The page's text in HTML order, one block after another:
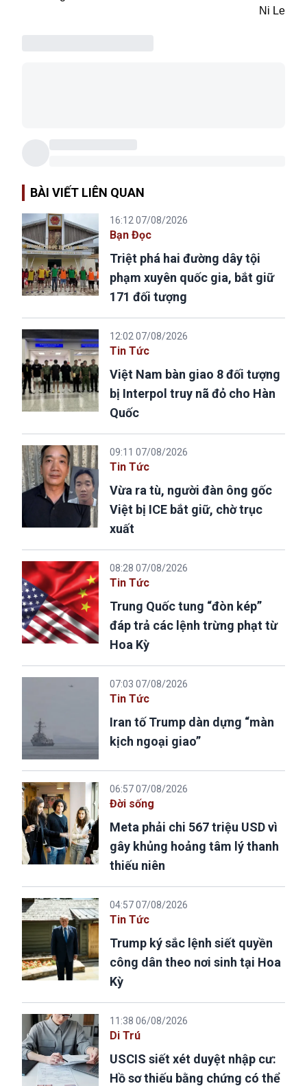
Ni Le
BÀI VIẾT LIÊN QUAN
16:12 07/08/2026
Bạn Đọc
Triệt phá hai đường dây tội
phạm xuyên quốc gia, bắt giữ
171 đối tượng
12:02 07/08/2026
Tin Tức
Việt Nam bàn giao 8 đối tượng
bị Interpol truy nã đỏ cho Hàn
Quốc
09:11 07/08/2026
Tin Tức
Vừa ra tù, người đàn ông gốc
Việt bị ICE bắt giữ, chờ trục
xuất
08:28 07/08/2026
Tin Tức
Trung Quốc tung “đòn kép”
đáp trả các lệnh trừng phạt từ
Hoa Kỳ
07:03 07/08/2026
Tin Tức
Iran tố Trump dàn dựng “màn
kịch ngoại giao”
06:57 07/08/2026
Đời sống
Meta phải chi 567 triệu USD vì
gây khủng hoảng tâm lý thanh
thiếu niên
04:57 07/08/2026
Tin Tức
Trump ký sắc lệnh siết quyền
công dân theo nơi sinh tại Hoa
Kỳ
11:38 06/08/2026
Di Trú
USCIS siết xét duyệt nhập cư:
Hồ sơ thiếu bằng chứng có thể